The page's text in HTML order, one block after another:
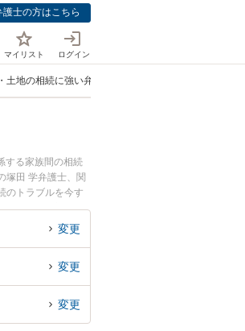
護士の方はこちら
マイリスト ログイン
土地の相続に強い弁護士
する家族間の相続
塚田 学弁護士、関
のトラブルを今す
るつくば市内の弁
変更
変更
変更